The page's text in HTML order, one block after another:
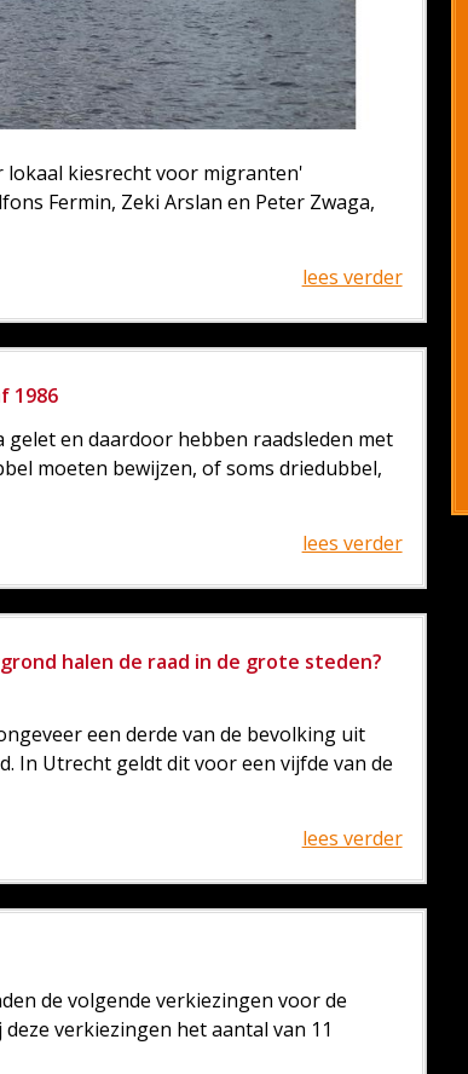
lokaal kiesrecht voor migranten'
Fermin, Zeki Arslan en Peter Zwaga,
lees verder
1986
en daardoor hebben raadsleden met
moeten bewijzen, of soms driedubbel,
lees verder
halen de raad in de grote steden?
een derde van de bevolking uit
In Utrecht geldt dit voor een vijfde van de
lees verder
de volgende verkiezingen voor de
verkiezingen het aantal van 11